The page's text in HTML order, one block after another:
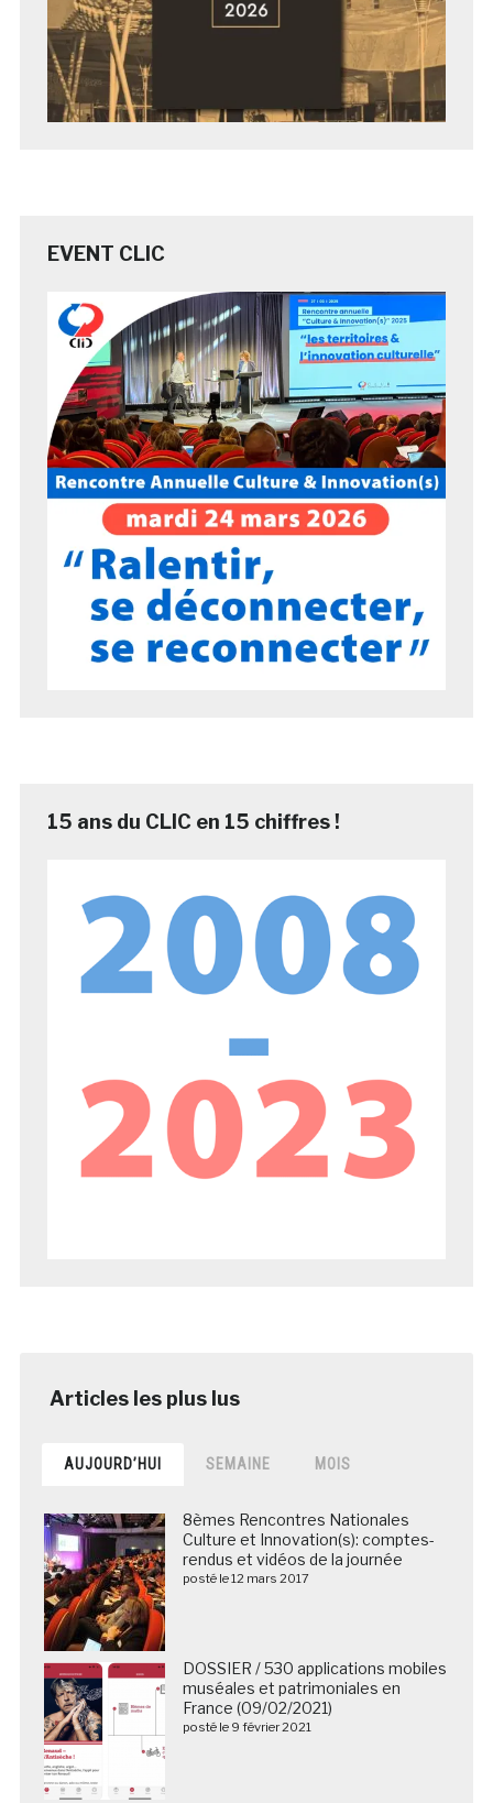
EVENT CLIC
15 ans du CLIC en 15 chiffres !
AUJOURD’HUI SEMAINE MOIS
8èmes Rencontres Nationales
Culture et Innovation(s): comptes-
rendus et vidéos de la journée
posté le 12 mars 2017
DOSSIER / 530 applications mobiles
muséales et patrimoniales en
France (09/02/2021)
posté le 9 février 2021